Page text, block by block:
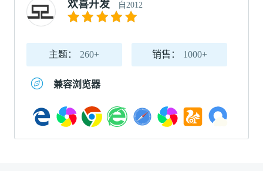
欢喜开发 自2012
主题： 260+ 销售： 1000+
兼容浏览器